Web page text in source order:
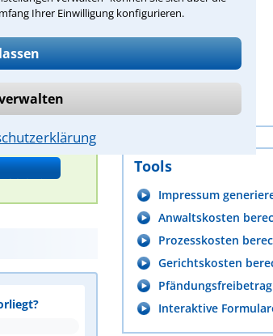
Ihrer Einwilligung konfigurieren.Braunschweig
Tools
Impressum
Anwaltskosten
Prozesskosten
Gerichtskosten
Interaktive